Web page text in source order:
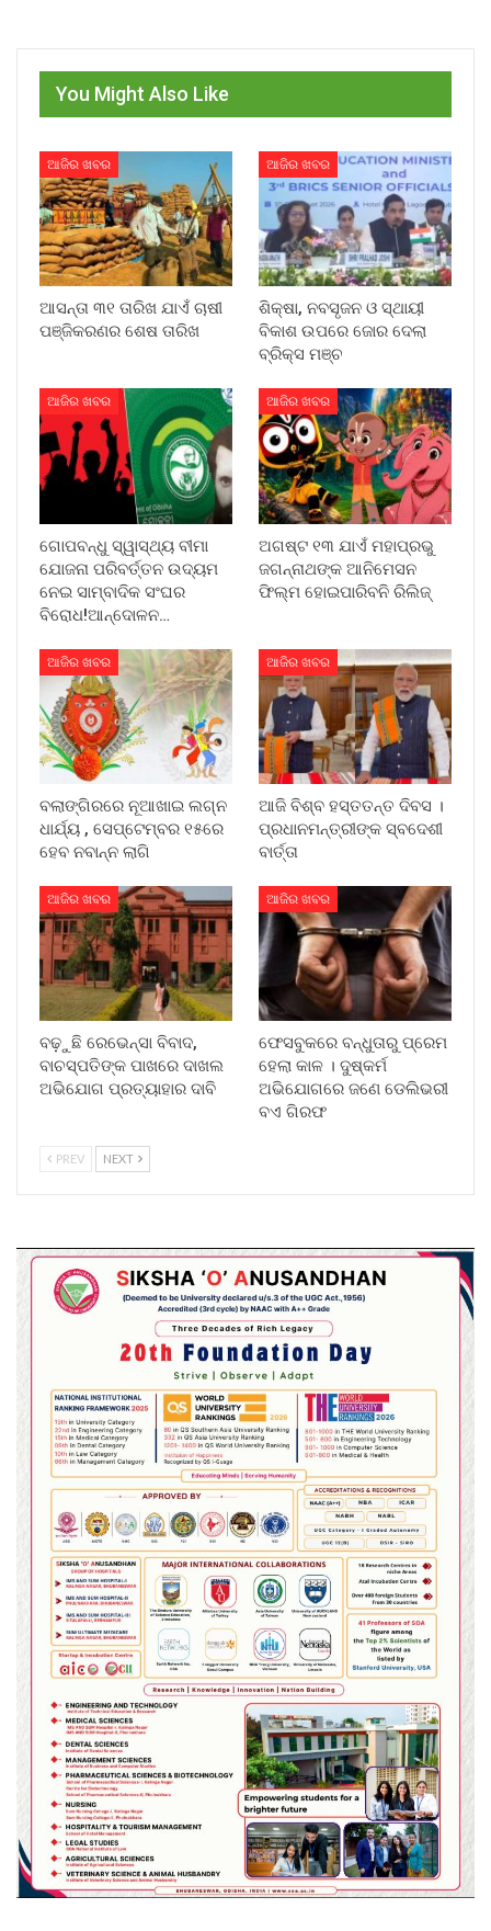
You Might Also Like
ଆଜିର ଖବର
ଆସନ୍ତା ୩୧ ତାରିଖ ଯାଏଁ ଚାଷୀ
ପଞ୍ଜିକରଣର ଶେଷ ତାରିଖ
ଆଜିର ଖବର
ଶିକ୍ଷା, ନବସୃଜନ ଓ ସ୍ଥାୟୀ
ବିକାଶ ଉପରେ ଜୋର ଦେଲା
ବ୍ରିକ୍ସ ମଞ୍ଚ
ଆଜିର ଖବର
ଗୋପବନ୍ଧୁ ସ୍ୱାସ୍ଥ୍ୟ ବୀମା
ଯୋଜନା ପରିବର୍ତ୍ତନ ଉଦ୍ୟମ
ନେଇ ସାମ୍ବାଦିକ ସଂଘର
ବିରୋଧ!ଆନ୍ଦୋଳନ…
ଆଜିର ଖବର
ଅଗଷ୍ଟ ୧୩ ଯାଏଁ ମହାପ୍ରଭୁ
ଜଗନ୍ନାଥଙ୍କ ଆନିମେସନ
ଫିଲ୍ମ ହୋଇପାରିବନି ରିଲିଜ୍
ଆଜିର ଖବର
ବଲାଙ୍ଗିରରେ ନୂଆଖାଇ ଲଗ୍ନ
ଧାର୍ଯ୍ୟ , ସେପ୍ଟେମ୍ବର ୧୫ରେ
ହେବ ନବାନ୍ନ ଲାଗି
ଆଜିର ଖବର
ଆଜି ବିଶ୍ବ ହସ୍ତତନ୍ତ ଦିବସ ।
ପ୍ରଧାନମନ୍ତ୍ରୀଙ୍କ ସ୍ବଦେଶୀ
ବାର୍ତ୍ତା
ଆଜିର ଖବର
ବଢ଼ୁଛି ରେଭେନ୍ସା ବିବାଦ,
ବାଚସ୍ପତିଙ୍କ ପାଖରେ ଦାଖଲ
ଅଭିଯୋଗ ପ୍ରତ୍ୟାହାର ଦାବି
ଆଜିର ଖବର
ଫେସବୁକରେ ବନ୍ଧୁତାରୁ ପ୍ରେମ
ହେଲା କାଳ । ଦୁଷ୍କର୍ମ
ଅଭିଯୋଗରେ ଜଣେ ଡେଲିଭରୀ
ବଏ ଗିରଫ
PREV NEXT